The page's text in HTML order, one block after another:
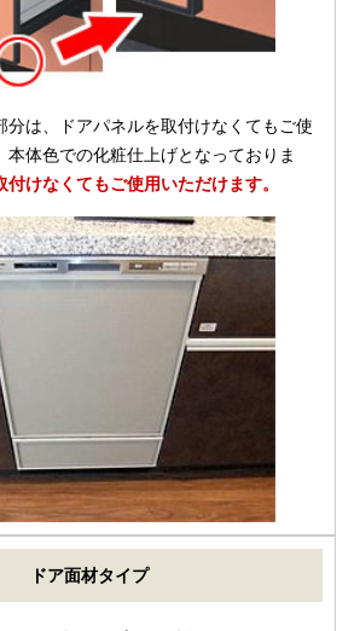
分は、ドアパネルを取付けなくてもご使
本体色での化粧仕上げとなっておりま
付けなくてもご使用いただけます。
ドア面材タイプ